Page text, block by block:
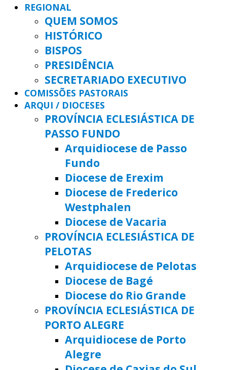
REGIONAL
QUEM SOMOS
HISTÓRICO
BISPOS
PRESIDÊNCIA
SECRETARIADO EXECUTIVO
COMISSÕES PASTORAIS
ARQUI / DIOCESES
PROVÍNCIA ECLESIÁSTICA DE
PASSO FUNDO
Arquidiocese de Passo
Fundo
Diocese de Erexim
Diocese de Frederico
Westphalen
Diocese de Vacaria
PROVÍNCIA ECLESIÁSTICA DE
PELOTAS
Arquidiocese de Pelotas
Diocese de Bagé
Diocese do Rio Grande
PROVÍNCIA ECLESIÁSTICA DE
PORTO ALEGRE
Arquidiocese de Porto
Alegre